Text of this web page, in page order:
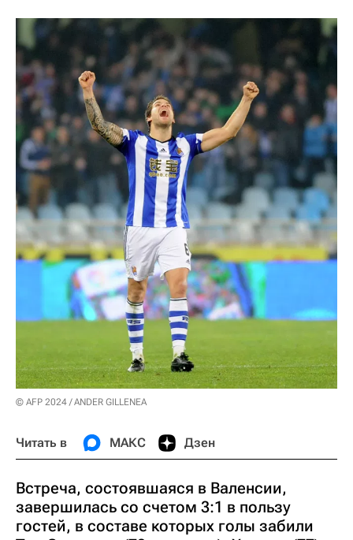
© AFP 2024 / ANDER GILLENEA
Читать в МАКС Дзен
Встреча, состоявшаяся в Валенсии,
завершилась со счетом 3:1 в пользу
гостей, в составе которых голы забили